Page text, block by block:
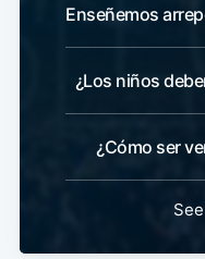
Enseñemos
¿Los niños
¿Cómo ser